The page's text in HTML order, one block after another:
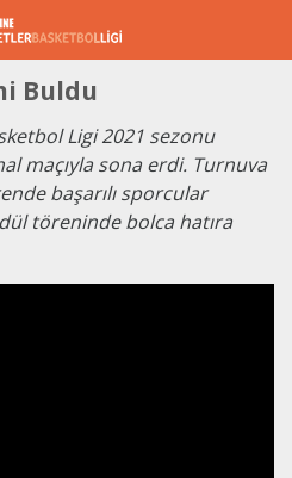
Buldu
Ligi 2021 sezonu
maçıyla sona erdi. Turnuva
başarılı sporcular
töreninde bolca hatıra